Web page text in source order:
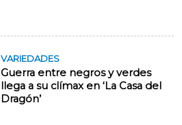
VARIEDADES
Guerra entre negros y verdes
llega a su clímax en ‘La Casa del
Dragón’